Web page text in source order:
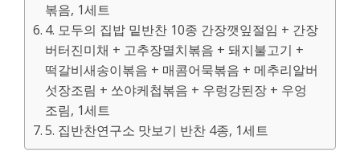
볶음, 1세트
4. 모두의 집밥 밑반찬 10종 간장깻잎절임 + 간장
버터진미채 + 고추장멸치볶음 + 돼지불고기 +
떡갈비새송이볶음 + 매콤어묵볶음 + 메추리알버
섯장조림 + 쏘야케첩볶음 + 우렁강된장 + 우엉
조림, 1세트
5. 집반찬연구소 맛보기 반찬 4종, 1세트